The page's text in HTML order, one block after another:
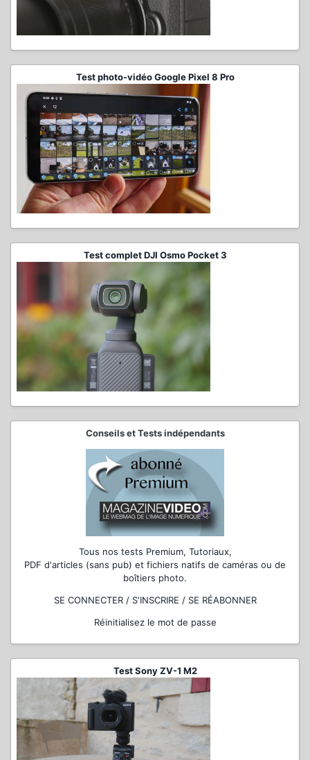
Test photo-vidéo Google Pixel 8 Pro
Test complet DJI Osmo Pocket 3
Conseils et Tests indépendants
Tous nos tests Premium, Tutoriaux,
PDF d'articles (sans pub) et fichiers natifs de caméras ou de
boîtiers photo.
SE CONNECTER / S'INSCRIRE / SE RÉABONNER
Réinitialisez le mot de passe
Test Sony ZV-1 M2